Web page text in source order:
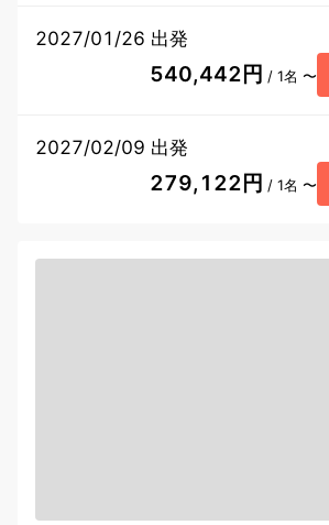
2027/01/26 出発
540,442円 / 1名 〜
2027/02/09 出発
279,122円 / 1名 〜